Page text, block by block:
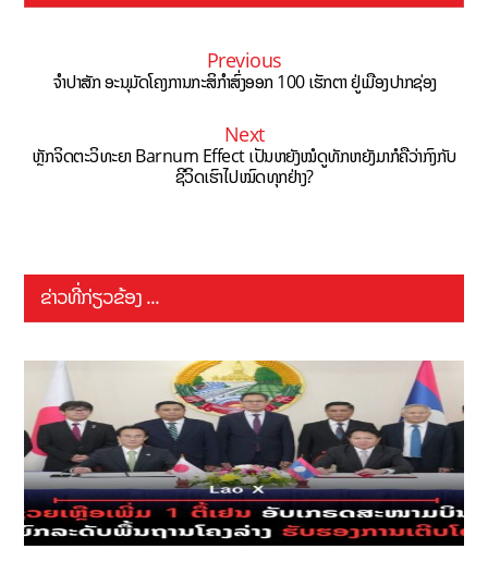
Previous
​ຈຳປາສັກ ອະນຸມັດໂຄງການກະສິກຳສົ່ງອອກ 100 ເຮັກຕາ ຢູ່ເມືອງປາກຊ່ອງ
Next
ຫຼັກຈິດຕະວິທະຍາ Barnum Effect ເປັນຫຍັງໝໍດູທັກຫຍັງມາກໍຄືວ່າກົງກັບ
ຊີວິດເຮົາໄປໝົດທຸກຢ່າງ?
ຂ່າວທີ່ກ່ຽວຂ້ອງ ...